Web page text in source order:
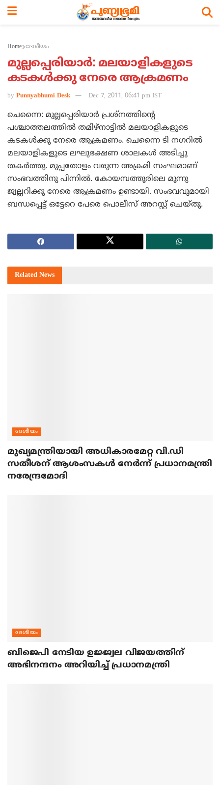
Home ദേശീയം
മുല്ലപ്പെരിയാര്‍: മലയാളികളുടെ
കടകള്‍ക്കു നേരെ ആക്രമണം
by Punnyabhumi Desk Dec 7, 2011, 06:41 pm IST
ചെന്നൈ: മുല്ലപ്പെരിയാര്‍ പ്രശ്‌നത്തിന്റെ
പശ്ചാത്തലത്തില്‍ തമിഴ്‌നാട്ടില്‍ മലയാളികളുടെ
കടകള്‍ക്കു നേരെ ആക്രമണം. ചെന്നൈ ടി നഗറില്‍
മലയാളികളുടെ ലഘുഭക്ഷണ ശാലകള്‍ അടിച്ചു
തകര്‍ത്തു. മുപ്പതോളം വരുന്ന അക്രമി സംഘമാണ്
സംഭവത്തിനു പിന്നില്‍. കോയമ്പത്തൂരിലെ മൂന്നു
ജ്വല്ലറിക്കു നേരെ ആക്രമണം ഉണ്ടായി. സംഭവവുമായി
ബന്ധപ്പെട്ട് ഒട്ടേറെ പേരെ പൊലീസ് അറസ്റ്റ് ചെയ്തു.
Related News
ദേശീയം
മുഖ്യമന്ത്രിയായി അധികാരമേറ്റ വി.ഡി
സതീശന് ആശംസകള്‍ നേര്‍ന്ന് പ്രധാനമന്ത്രി
നരേന്ദ്രമോദി
ദേശീയം
ബിജെപി നേടിയ ഉജ്ജ്വല വിജയത്തിന്
അഭിനന്ദനം അറിയിച്ച് പ്രധാനമന്ത്രി